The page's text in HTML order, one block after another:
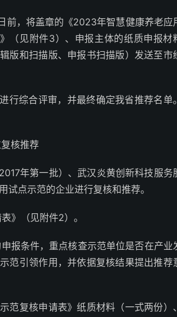
前，将盖章的《2023年智慧健康养老应
（见附件3）、申报主体的纸质申报材
版和扫描版、申报书扫描版）发送至市
综合评审，并最终确定我省推荐名单。
核推荐
年第一批）、武汉炎黄创新科技服务
点示范的企业进行复核和推荐。
》（见附件2）。
报条件，重点核查示范单位是否在产业
范引领作用，并依据复核结果提出推荐
范复核申请表》纸质材料（一式两份）、